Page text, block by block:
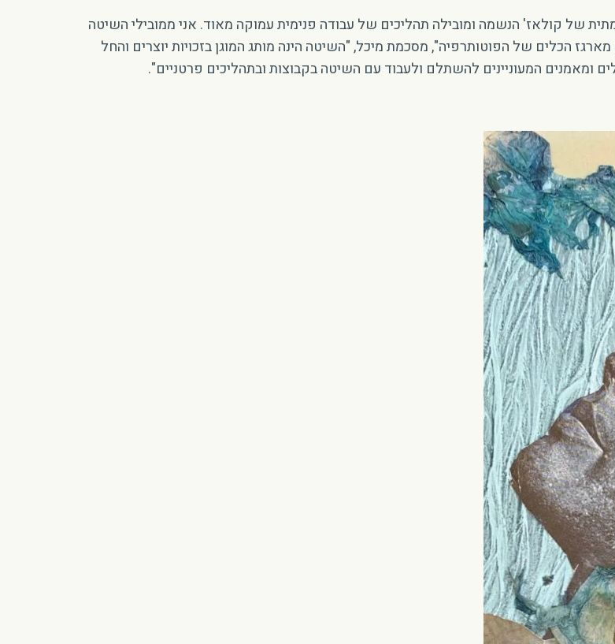
של קולאז' הנשמה ומובילה תהליכים של עבודה פנימית עמוקה מאוד. אני ממובילי השיטה
הכלים של הפוטותרפיה", מסכמת מיכל, "השיטה הינה מותג המוגן בזכויות יוצרים והחל